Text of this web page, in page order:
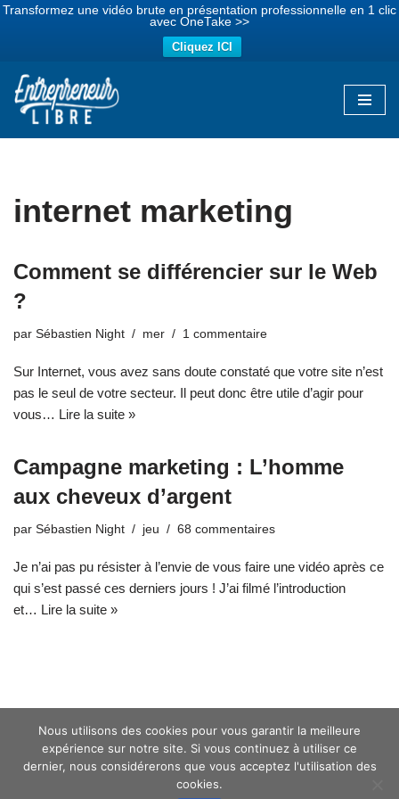
Transformez une vidéo brute en présentation professionnelle en 1 clic
avec OneTake >>
Cliquez ICI
Aller
internet marketing
Comment se différencier sur le Web
?
par Sébastien Night mer 1 commentaire
Sur Internet, vous avez sans doute constaté que votre site n’est
pas le seul de votre secteur. Il peut donc être utile d’agir pour
vous… Lire la suite »
Campagne marketing : L’homme
aux cheveux d’argent
par Sébastien Night jeu 68 commentaires
Je n’ai pas pu résister à l’envie de vous faire une vidéo après ce
qui s’est passé ces derniers jours ! J’ai filmé l’introduction
et… Lire la suite »
Nous utilisons des cookies pour vous garantir la meilleure
expérience sur notre site. Si vous continuez à utiliser ce
dernier, nous considérerons que vous acceptez l'utilisation des
cookies.